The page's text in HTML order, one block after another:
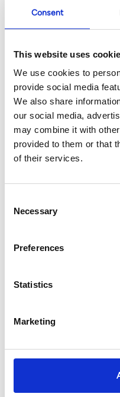
Consent
This website uses
We use cookies to
provide social media
We also share
our social media,
may combine it with
provided to them or that
of their services.
Selection
Necessary
Preferences
Statistics
Marketing